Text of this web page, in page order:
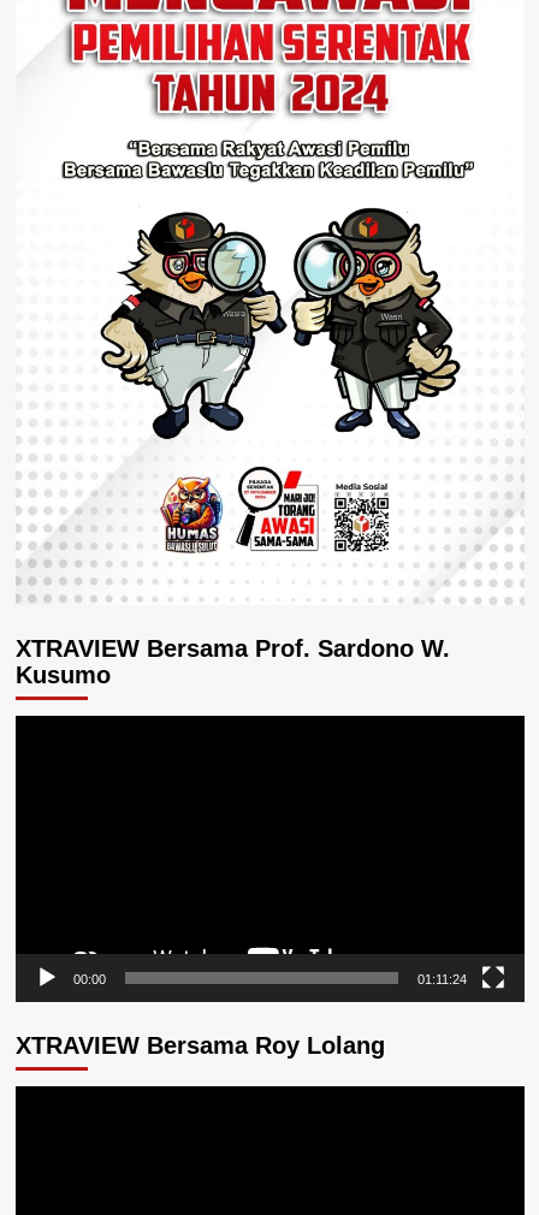
XTRAVIEW Bersama Prof. Sardono W.
Kusumo
00:00 01:11:24
XTRAVIEW Bersama Roy Lolang